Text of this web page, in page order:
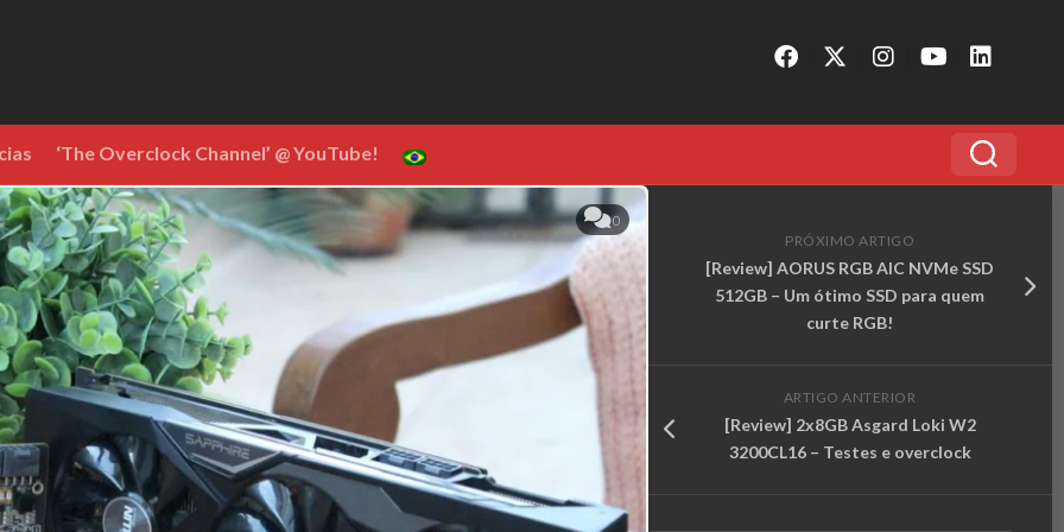
‘The Overclock Channel’ @ YouTube!
0
PRÓXIMO ARTIGO
[Review] AORUS RGB AIC NVMe SSD
512GB – Um ótimo SSD para quem
curte RGB!
ARTIGO ANTERIOR
[Review] 2x8GB Asgard Loki W2
3200CL16 – Testes e overclock